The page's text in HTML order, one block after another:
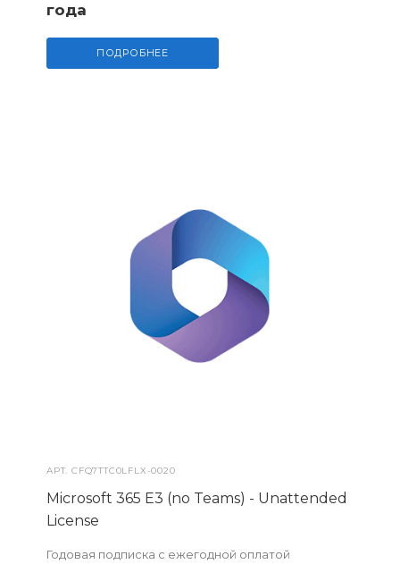
года
ПОДРОБНЕЕ
АРТ.CFQ7TTC0LFLX-0020
Microsoft 365 E3 (no Teams) - Unattended
License
Годовая подписка с ежегодной оплатой